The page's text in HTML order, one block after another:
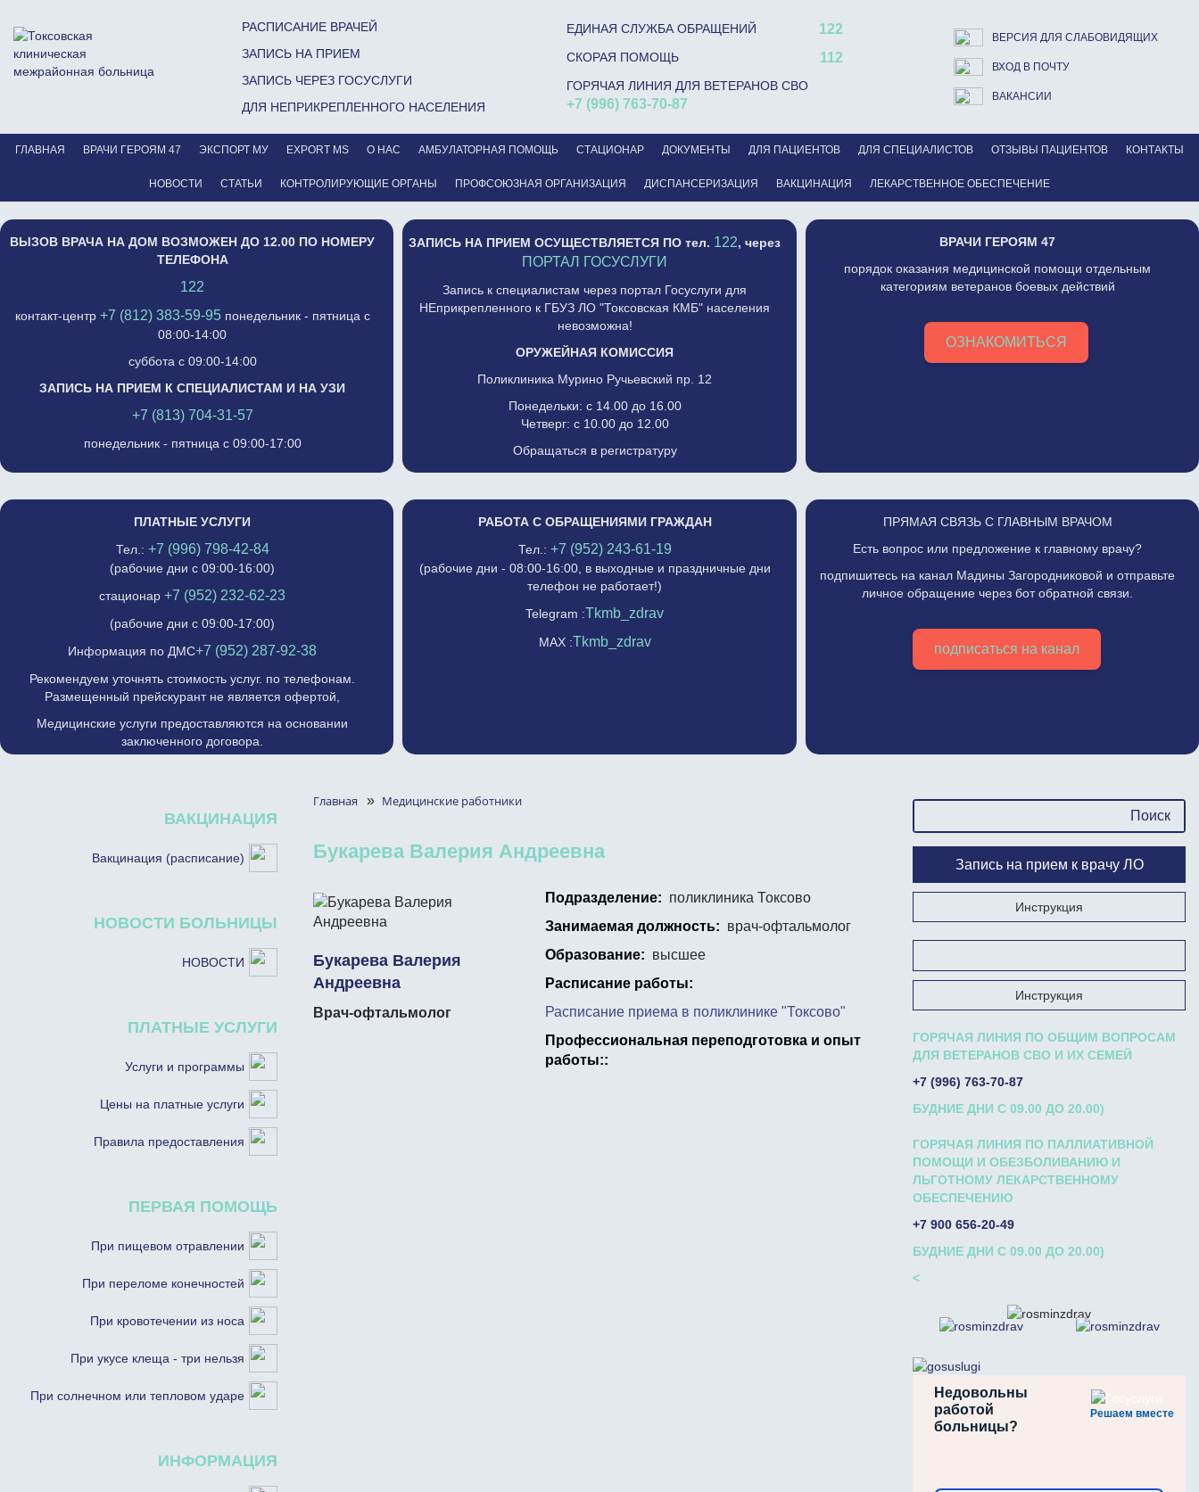
ГЛАВНАЯ ВРАЧИ ГЕРОЯМ 47 ЭКСПОРТ МУ EXPORT MS О НАС АМБУЛАТОРНАЯ ПОМОЩЬ СТАЦИОНАР ДОКУМЕНТЫ ДЛЯ ПАЦИЕНТОВ ДЛЯ СПЕЦИАЛИСТОВ ОТЗЫВЫ ПАЦИЕНТОВ КОНТАКТЫ
НОВОСТИ СТАТЬИ КОНТРОЛИРУЮЩИЕ ОРГАНЫ ПРОФСОЮЗНАЯ ОРГАНИЗАЦИЯ ДИСПАНСЕРИЗАЦИЯ ВАКЦИНАЦИЯ ЛЕКАРСТВЕННОЕ ОБЕСПЕЧЕНИЕ
РАСПИСАНИЕ ВРАЧЕЙ
ЗАПИСЬ НА ПРИЕМ
ЗАПИСЬ ЧЕРЕЗ ГОСУСЛУГИ
ДЛЯ НЕПРИКРЕПЛЕННОГО НАСЕЛЕНИЯ
ЕДИНАЯ СЛУЖБА ОБРАЩЕНИЙ 122
СКОРАЯ ПОМОЩЬ 112
ГОРЯЧАЯ ЛИНИЯ ДЛЯ ВЕТЕРАНОВ СВО
+7 (996) 763-70-87
ВЕРСИЯ ДЛЯ СЛАБОВИДЯЩИХ
ВХОД В ПОЧТУ
ВАКАНСИИ
ВЫЗОВ ВРАЧА НА ДОМ ВОЗМОЖЕН ДО 12.00 ПО НОМЕРУ
ТЕЛЕФОНА
122
контакт-центр +7 (812) 383-59-95понедельник - пятница с
08:00-14:00
суббота с 09:00-14:00
ЗАПИСЬ НА ПРИЕМ К СПЕЦИАЛИСТАМ И НА УЗИ
+7 (813) 704-31-57
понедельник - пятница с 09:00-17:00
ЗАПИСЬ НА ПРИЕМ ОСУЩЕСТВЛЯЕТСЯ ПО тел. 122, через
ПОРТАЛ ГОСУСЛУГИ
Запись к специалистам через портал Госуслуги для
НЕприкрепленного к ГБУЗ ЛО "Токсовская КМБ" населения
невозможна!
ОРУЖЕЙНАЯ КОМИССИЯ
Поликлиника Мурино Ручьевский пр. 12
Понедельки: с 14.00 до 16.00
Четверг: с 10.00 до 12.00
Обращаться в регистратуру
ВРАЧИ ГЕРОЯМ 47
порядок оказания медицинской помощи отдельным
категориям ветеранов боевых действий
ОЗНАКОМИТЬСЯ
ПЛАТНЫЕ УСЛУГИ
Тел.: +7 (996) 798-42-84
(рабочие дни с 09:00-16:00)
стационар+7 (952) 232-62-23
(рабочие дни с 09:00-17:00)
Информация по ДМС+7 (952) 287-92-38
Рекомендуем уточнять стоимость услуг. по телефонам.
Размещенный прейскурант не является офертой,
Медицинские услуги предоставляются на основании
заключенного договора.
РАБОТА С ОБРАЩЕНИЯМИ ГРАЖДАН
Тел.: +7 (952) 243-61-19
(рабочие дни - 08:00-16:00, в выходные и праздничные дни
телефон не работает!)
Telegram :Tkmb_zdrav
MAX :Tkmb_zdrav
ПРЯМАЯ СВЯЗЬ С ГЛАВНЫМ ВРАЧОМ
Есть вопрос или предложение к главному врачу?
подпишитесь на канал Мадины Загородниковой и отправьте
личное обращение через бот обратной связи.
подписаться на канал
ВАКЦИНАЦИЯ
Вакцинация (расписание)
НОВОСТИ БОЛЬНИЦЫ
НОВОСТИ
ПЛАТНЫЕ УСЛУГИ
Услуги и программы
Цены на платные услуги
Правила предоставления
ПЕРВАЯ ПОМОЩЬ
При пищевом отравлении
При переломе конечностей
При кровотечении из носа
При укусе клеща - три нельзя
При солнечном или тепловом ударе
ИНФОРМАЦИЯ
Главная » Медицинские работники
Букарева Валерия Андреевна
Букарева Валерия
Андреевна
Врач-офтальмолог
Подразделение: поликлиника Токсово
Занимаемая должность: врач-офтальмолог
Образование: высшее
Расписание работы:
Расписание приема в поликлинике "Токсово"
Профессиональная переподготовка и опыт
работы::
Запись на прием к врачу ЛО
Инструкция
Инструкция
ГОРЯЧАЯ ЛИНИЯ ПО ОБЩИМ ВОПРОСАМ
ДЛЯ ВЕТЕРАНОВ СВО И ИХ СЕМЕЙ
+7 (996) 763-70-87
БУДНИЕ ДНИ С 09.00 ДО 20.00)
ГОРЯЧАЯ ЛИНИЯ ПО ПАЛЛИАТИВНОЙ
ПОМОЩИ И ОБЕЗБОЛИВАНИЮ И
ЛЬГОТНОМУ ЛЕКАРСТВЕННОМУ
ОБЕСПЕЧЕНИЮ
+7 900 656-20-49
БУДНИЕ ДНИ С 09.00 ДО 20.00)
<
Решаем вместе
Недовольны
работой
больницы?